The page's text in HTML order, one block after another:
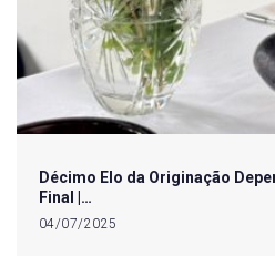
Décimo Elo da Originação
Final |…
04/07/2025